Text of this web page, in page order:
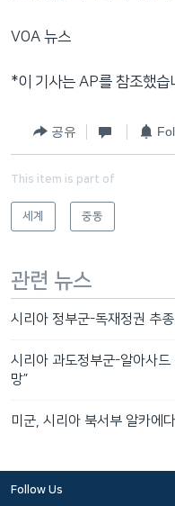
VOA 뉴스
*이 기사는 AP를 참조했습
공유
This item is part of
세계 중동
관련 뉴스
시리아 정부군-독재정권 추
시리아 과도정부군-알아사
망”
미군, 시리아 북서부 알카에
Follow Us